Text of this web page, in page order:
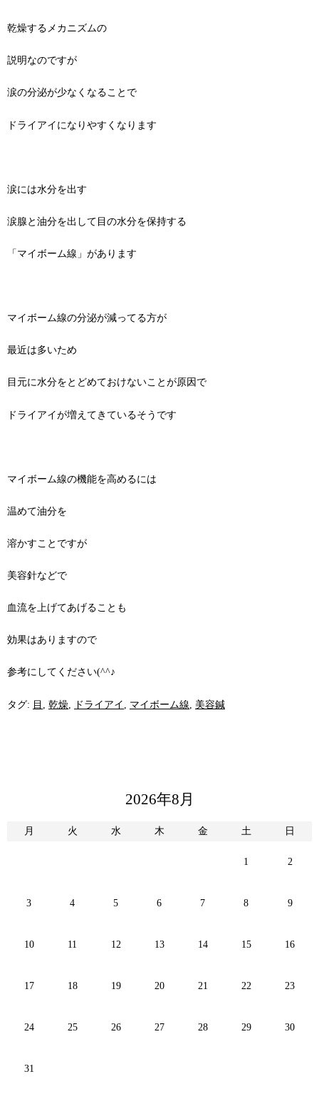
乾燥するメカニズムの
説明なのですが
涙の分泌が少なくなることで
ドライアイになりやすくなります
涙には水分を出す
涙腺と油分を出して目の水分を保持する
「マイボーム線」があります
マイボーム線の分泌が減ってる方が
最近は多いため
目元に水分をとどめておけないことが原因で
ドライアイが増えてきているそうです
マイボーム線の機能を高めるには
温めて油分を
溶かすことですが
美容針などで
血流を上げてあげることも
効果はありますので
参考にしてください(^^♪
タグ: 目 乾燥 ドライアイ マイボーム線 美容鍼
2026年8月
月 火 水 木 金 土 日
1 2
3 4 5 6 7 8 9
10 11 12 13 14 15 16
17 18 19 20 21 22 23
24 25 26 27 28 29 30
31